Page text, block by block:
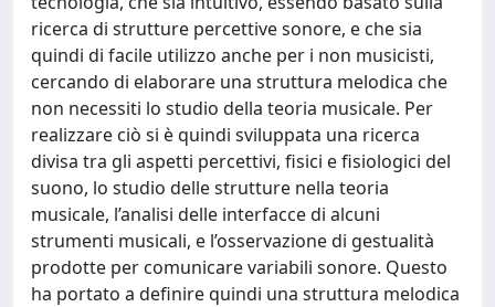
ricerca di strutture percettive sonore, e che sia
quindi di facile utilizzo anche per i non musicisti,
cercando di elaborare una struttura melodica che
non necessiti lo studio della teoria musicale. Per
realizzare ciò si è quindi sviluppata una ricerca
divisa tra gli aspetti percettivi, fisici e fisiologici del
suono, lo studio delle strutture nella teoria
musicale, l’analisi delle interfacce di alcuni
strumenti musicali, e l’osservazione di gestualità
prodotte per comunicare variabili sonore. Questo
ha portato a definire quindi una struttura melodica